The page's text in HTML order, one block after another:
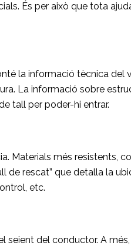
És per això que tota
la informació tècnica del
La informació sobre
tall per poder-hi entrar.
Materials més resistents,
de rescat” que detalla la
etc.
del conductor. A